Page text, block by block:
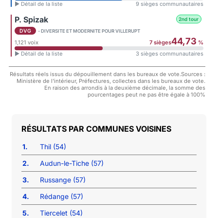
► Détail de la liste
9 sièges communautaires
P. Spizak 2nd tour
DVG - DIVERSITE ET MODERNITE POUR VILLERUPT
1,121 voix 7 sièges44,73 %
► Détail de la liste
3 sièges communautaires
Résultats réels issus du dépouillement dans les bureaux de vote.Sources :
Ministère de l'intérieur, Préfectures, collectes dans les bureaux de vote.
En raison des arrondis à la deuxième décimale, la somme des
pourcentages peut ne pas être égale à 100%
COMMUNES VOISINES
1.
Thil (54)
2.
Audun-le-Tiche (57)
3.
Russange (57)
4.
Rédange (57)
5.
Tiercelet (54)